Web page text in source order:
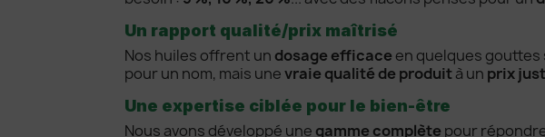
Un rapport qualité/prix maîtrisé
Nos huiles offrent un dosage efficace en quelques gouttes
pour un nom, mais unevraie qualité de produità un prix
Une expertise ciblée pour le bien-être
Nous avons développé une gamme complète pour